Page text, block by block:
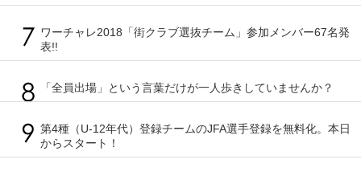
ワーチャレ2018「街クラブ選抜チーム」参加メンバー67名発
表!!
「全員出場」という言葉だけが一人歩きしていませんか？
第4種（U-12年代）登録チームのJFA選手登録を無料化。本日
からスタート！